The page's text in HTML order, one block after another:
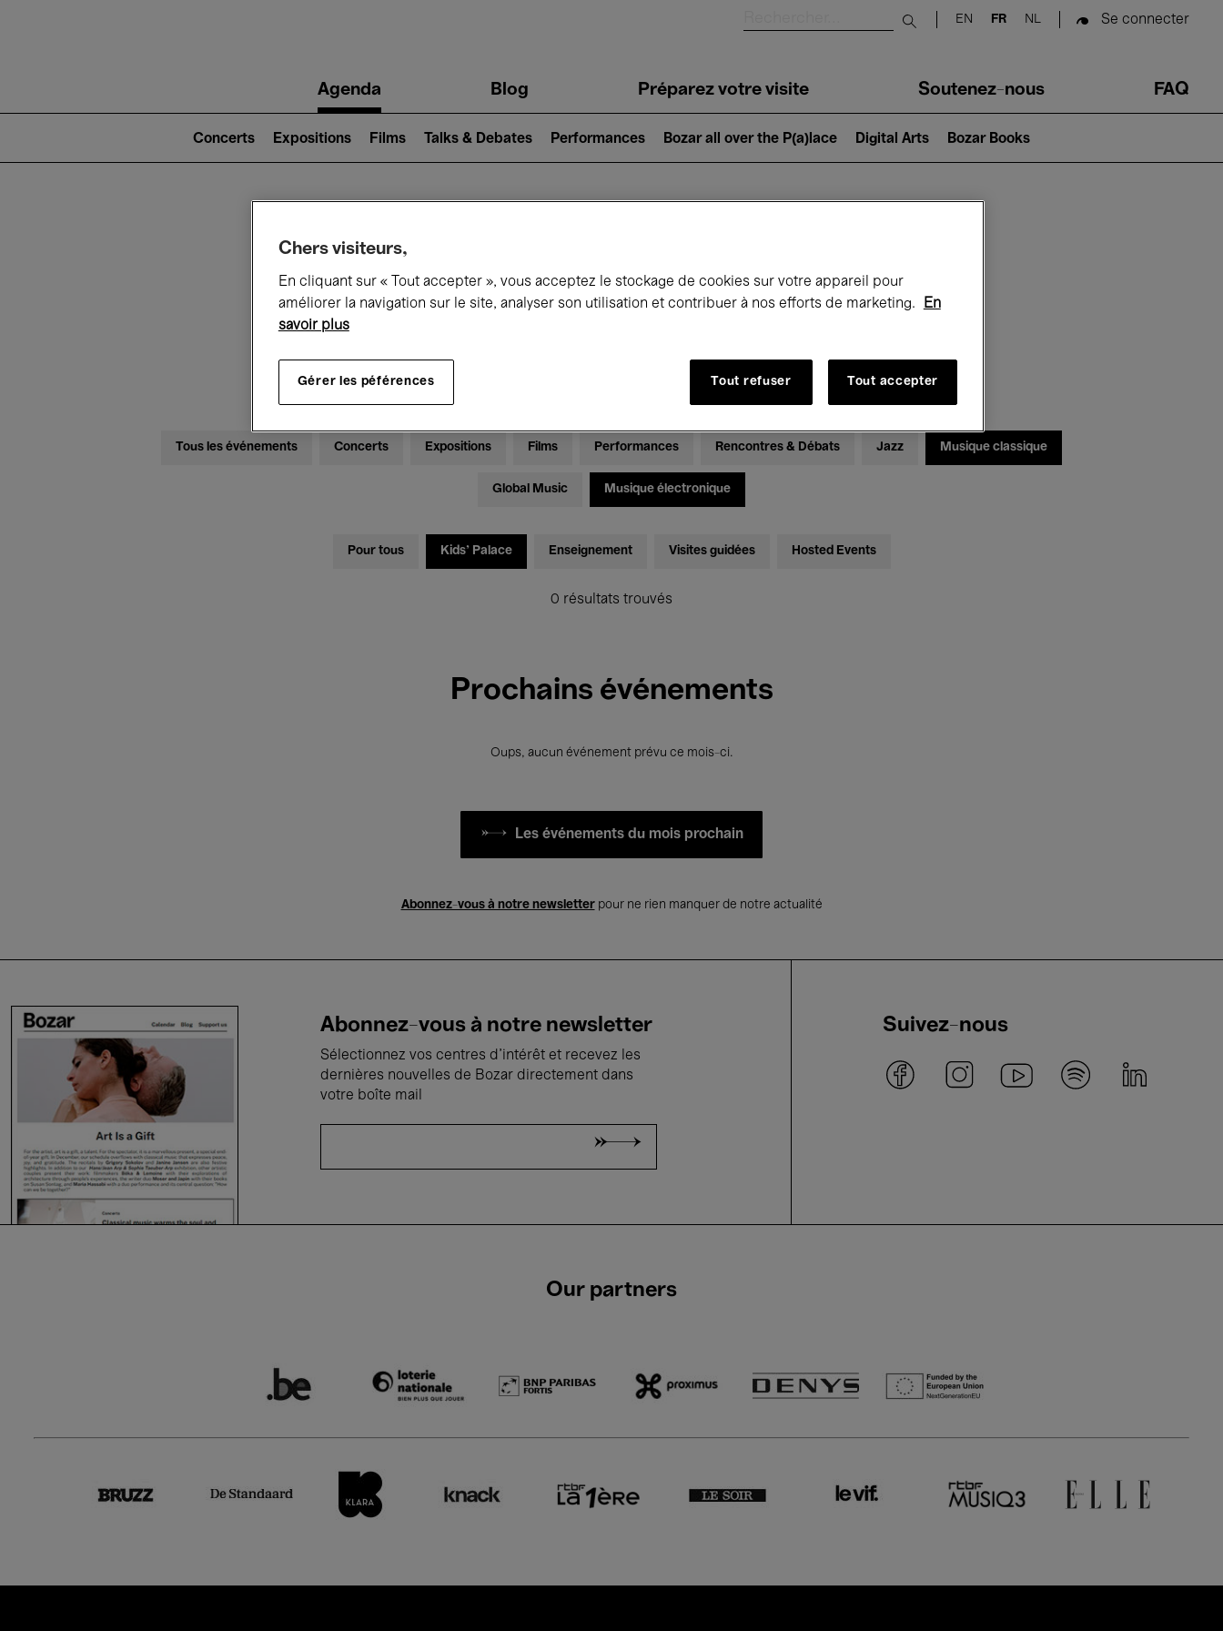
Submit search
EN FR NL Se connecter
navigationAgenda Blog Préparez votre visite Soutenez-nous FAQ
2)
Concerts Expositions Films Talks & Debates Performances Bozar all over the P(a)lace Digital Arts Bozar Books
Ce qui se passe à Bozar
Tous les événements Concerts Expositions Films Performances Rencontres & Débats Jazz Musique classique
Global Music Musique électronique
Pour tous Kids’ Palace Enseignement Visites guidées Hosted Events
0 résultats trouvés
Prochains événements
Oups, aucun événement prévu ce mois-ci.
Les événements du mois prochain
Abonnez-vous à notre newsletterpour ne rien manquer de notre actualité
Abonnez-vous à notre newsletter
Sélectionnez vos centres d'intérêt et recevez les
dernières nouvelles de Bozar directement dans
votre boîte mail
Suivez-nous
Our partners
Chers visiteurs,
En cliquant sur « Tout accepter », vous acceptez le stockage de cookies sur votre appareil pour
améliorer la navigation sur le site, analyser son utilisation et contribuer à nos efforts de marketing.
En
savoir plus
Gérer les péférences Tout refuser Tout accepter